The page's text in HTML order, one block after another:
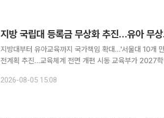
지방 국립대 등록금 무상화 추진…유아 무
지방대부터 유아교육까지 국가책임 확대…'서울대 10개
전계획 추진…교육체계 전면 개편 시동 교육부가 2027학년도부터 지방 국립대 학생의 등록금 부담
우수 학생에 대한 장학 지원도 강화해 지역대학 경쟁력을
2026-08-05 15:08